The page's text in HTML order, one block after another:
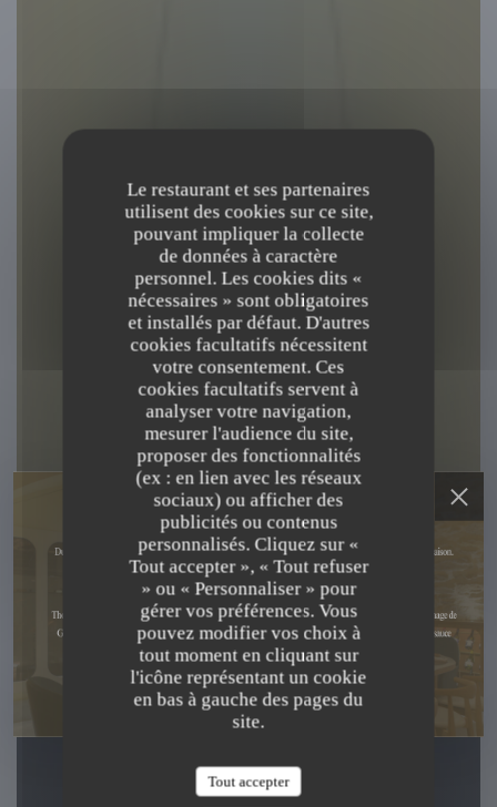
Le restaurant et ses partenaires
utilisent des cookies sur ce site,
pouvant impliquer la collecte
de données à caractère
personnel. Les cookies dits «
nécessaires » sont obligatoires
et installés par défaut. D'autres
cookies facultatifs nécessitent
votre consentement. Ces
cookies facultatifs servent à
analyser votre navigation,
mesurer l'audience du site,
proposer des fonctionnalités
(ex : en lien avec les réseaux
sociaux) ou afficher des
publicités ou contenus
personnalisés. Cliquez sur «
Tout accepter », « Tout refuser
» ou « Personnaliser » pour
gérer vos préférences. Vous
pouvez modifier vos choix à
tout moment en cliquant sur
l'icône représentant un cookie
en bas à gauche des pages du
site.
Tout accepter
RESTAURANT ÉTOILÉ|PARIS
RÉSERVER